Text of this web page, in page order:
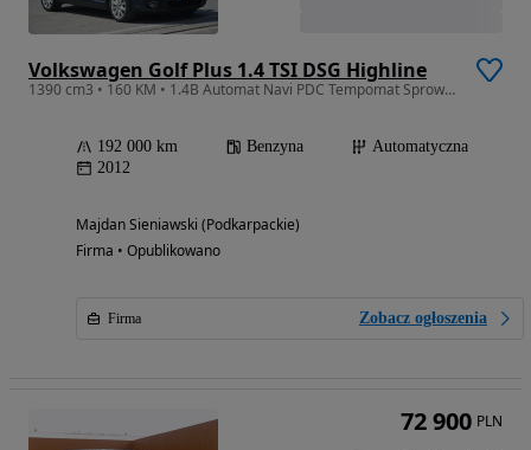
Volkswagen Golf Plus 1.4 TSI DSG Highline
1390 cm3 • 160 KM • 1.4B Automat Navi PDC Tempomat Sprowadzony
192 000 km Benzyna
Automatyczna
2012
Majdan Sieniawski (Podkarpackie)
Firma • Opublikowano
Firma Zobacz ogłoszenia
72 900 PLN